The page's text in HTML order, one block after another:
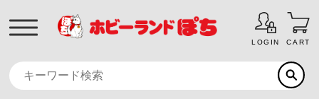
LOGIN CART